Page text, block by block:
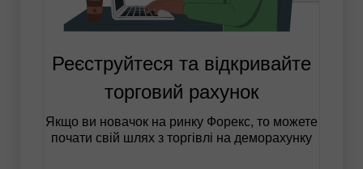
Реєструйтеся та відкривайте
торговий рахунок
Якщо ви новачок на ринку Форекс, то можете
почати свій шлях з торгівлі на деморахунку